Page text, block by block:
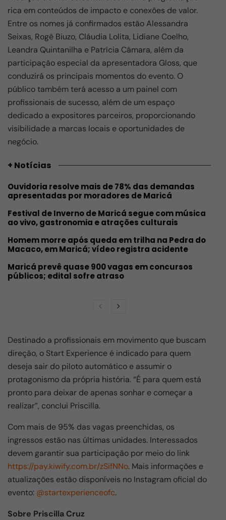
rica em conteúdos de impacto e conexões de valor.
Entre os nomes já confirmados estão Alessandra
Seixas, Rogê Biuzo, Cláudia Lolita, Lidiane Coelho,
Leandra Quintanilha e Patrícia Câmara, além da
participação especial da apresentadora Gloss, que
conduzirá os principais momentos do evento. O
público também terá acesso a um painel com
profissionais de sucesso, além de um espaço
dedicado a expositores parceiros, proporcionando
visibilidade a marcas locais e oportunidades de
negócio.
+ Notícias
Ouvidoria resolve mais de 78% das demandas
apresentadas por moradores de Maricá
Festival de Inverno de Maricá segue com música
ao vivo, gastronomia e atrações culturais
Homem morre após queda em trilha na Pedra do
Macaco, em Maricá; vídeo registra acidente
Maricá prevê quase 900 vagas em concursos
públicos; edital sofre atraso
Destinado a profissionais em movimento que buscam
direção, o Start Experience é indicado para quem
deseja sair do piloto automático e assumir o
protagonismo da própria história. “É para quem está
pronto para deixar de apenas sonhar e começar a
realizar”, conclui Priscilla.
Com mais de 95% das vagas preenchidas, os
ingressos estão nas últimas unidades. Interessados
devem garantir sua participação por meio do link
https://pay.kiwify.com.br/zSifNNo. Mais informações e
atualizações estão disponíveis no Instagram oficial do
evento: @startexperienceofc.
Sobre Priscilla Cruz